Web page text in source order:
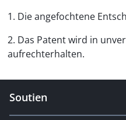
1. Die angefochtene
2. Das Patent wird in
aufrechterhalten.
Soutien